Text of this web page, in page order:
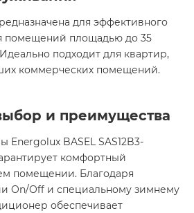
для эффективного
помещений площадью до 35
подходит для квартир,
коммерческих помещений.​
и преимущества
Energolux BASEL SAS12B3-
комфортный
помещении. Благодаря
On/Off и специальному зимнему
обеспечивает